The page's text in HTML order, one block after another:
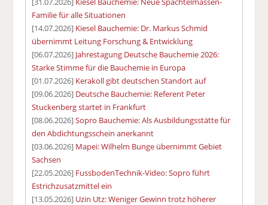
Familie für alle Situationen
[14.07.2026] Kiesel Bauchemie: Dr. Markus Schmid
übernimmt Leitung Forschung & Entwicklung
[06.07.2026] Jahrestagung Deutsche Bauchemie 2026:
Starke Stimme für die Bauchemie in Europa
[01.07.2026] Kerakoll gibt deutschen Standort auf
[09.06.2026] Deutsche Bauchemie: Referent Peter
Stuckenberg startet in Frankfurt
[08.06.2026]Sopro Bauchemie: Als Ausbildungsstätte für
den Abdichtungsschein anerkannt
[03.06.2026] Mapei: Wilhelm Bunge übernimmt Gebiet
Sachsen
[22.05.2026] FussbodenTechnik-Video: Sopro führt
Estrichzusatzmittel ein
[13.05.2026] Uzin Utz: Weniger Gewinn trotz höherer